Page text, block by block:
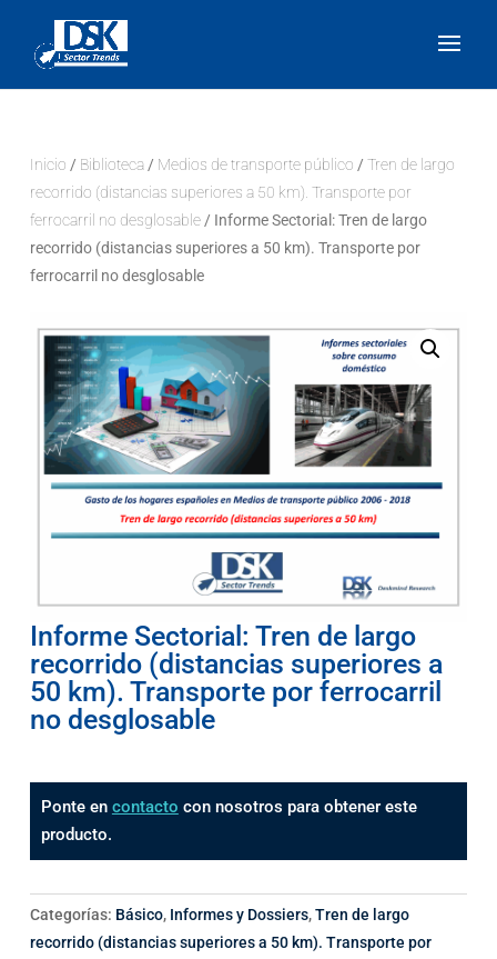
Inicio / Biblioteca/ Medios de transporte público / Tren de largo
recorrido (distancias superiores a 50 km). Transporte por
ferrocarril no desglosable/ Informe Sectorial: Tren de largo
recorrido (distancias superiores a 50 km). Transporte por
ferrocarril no desglosable
Informe Sectorial: Tren de largo
recorrido (distancias superiores a
50 km). Transporte por ferrocarril
no desglosable
Ponte en contacto con nosotros para obtener este
producto.
Categorías: Básico, Informes y Dossiers,Tren de largo
recorrido (distancias superiores a 50 km). Transporte por